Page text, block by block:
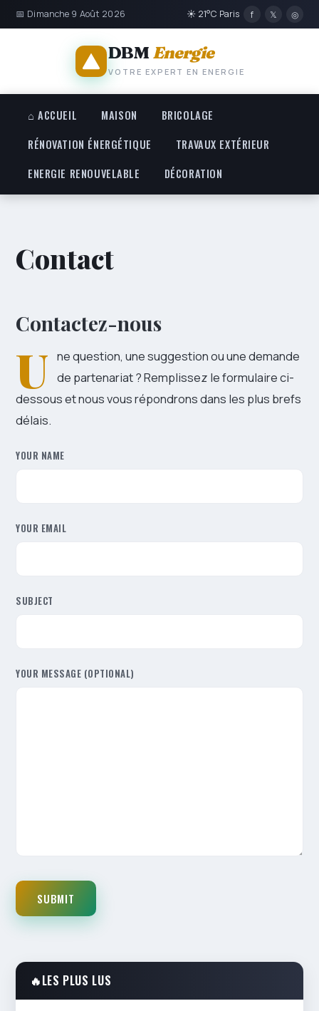
📅 Dimanche 9 Août 2026 ☀ 21°C Paris f 𝕏 ◎
DBMEnergie
VOTRE EXPERT EN ENERGIE
⌂ ACCUEIL MAISON
BRICOLAGE
RÉNOVATION ÉNERGÉTIQUE
TRAVAUX EXTÉRIEUR
ENERGIE RENOUVELABLE
DÉCORATION
Contact
Contactez-nous
U ne question, une suggestion ou une demande
de partenariat ? Remplissez le formulaire ci-
dessous et nous vous répondrons dans les plus brefs
délais.
YOUR NAME
YOUR EMAIL
SUBJECT
YOUR MESSAGE (OPTIONAL)
🔥LES PLUS LUS